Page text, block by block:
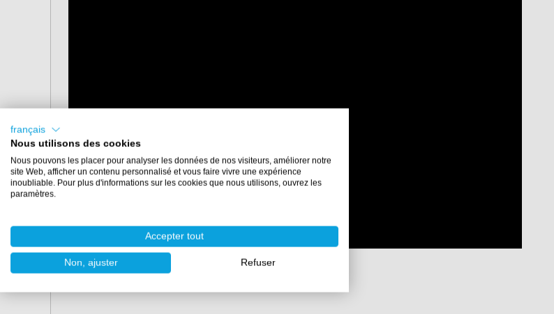
français
Nous utilisons des cookies
Nous pouvons les placer pour analyser les données de nos visiteurs, améliorer notre
site Web, afficher un contenu personnalisé et vous faire vivre une expérience
inoubliable. Pour plus d'informations sur les cookies que nous utilisons, ouvrez les
paramètres.
Accepter tout
Non, ajuster Refuser